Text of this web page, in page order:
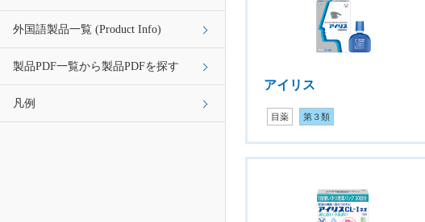
外国語製品一覧 (Product Info)
製品PDF一覧から製品PDFを探す
凡例
アイリス
目薬 第３類